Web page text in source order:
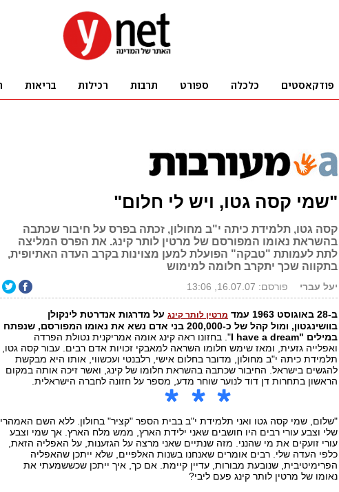
"שמי קסה גטו, ויש לי חלום"
קסה גטו, תלמידת כיתה י"ב מחולון, זכתה בפרס על חיבור שכתבה
בהשראת נאומו המפורסם של מרטין לותר קינג. את הפרס המליצה
לתת לעמותת "טבקה" הפועלת למען מצוינות בקרב העדה האתיופית,
בתקווה שכך יתקרב חלומה למימוש
יעל עברי פורסם: 16.07.07, 13:06
ב-28 באוגוסט 1963 עמד מרטין לותר קינגעל מדרגות אנדרטת לינקולן
בוושינגטון, ומול קהל של כ-200,000 בני אדם נשא את נאומו המפורסם, שנפתח
במילים "I have a dream
". בחזונו ראה קינג אומה אמריקנית נטולת הפרדה
ואפלייה גזעית, ומאז שימש חלומו השראה למאבקי זכויות אדם רבים. עבור קסה גטו,
תלמידת כיתה י"ב מחולון, מדובר בחלום אישי, רלבנטי ועכשווי, אותו היא מבקשת
להגשים בישראל. החיבור שכתבה בהשראת חלומו של קינג, ואשר זיכה אותה במקום
הראשון בתחרות דן דוד לנוער שוחר מדע, מספר על חזונה לחברה הישראלית.
"שלום, שמי קסה גטו ואני תלמידת י"ב בבית הספר "קציר" בחולון. ללא השם האמהרי
שלי וצבע עורי רבים היו חושבים שאני ילידת הארץ, ממש מלח הארץ. אך שמי וצבע
עורי זועקים את מי שהנני. מזה שנתיים שאני מרצה על הגזענות, על האפליה הזאת,
כלפי העדה שלי. רבים אומרים שאנחנו בשנות האלפיים, שלא ייתכן שהאפליה
הפרימיטיבית, שנובעת מבורות, עדיין קיימת. אם כך, איך ייתכן שכששמעתי את
נאומו של מרטין לותר קינג פעם ליבי?